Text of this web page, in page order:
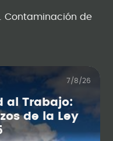
Contaminación de
7/8/26
al Trabajo:
de la Ley